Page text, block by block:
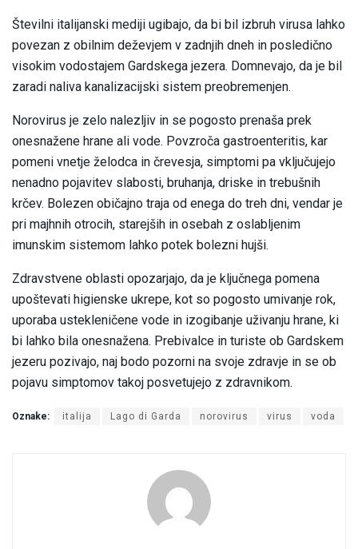
Številni italijanski mediji ugibajo, da bi bil izbruh virusa lahko
povezan z obilnim deževjem v zadnjih dneh in posledično
visokim vodostajem Gardskega jezera. Domnevajo, da je bil
zaradi naliva kanalizacijski sistem preobremenjen.
Norovirus je zelo nalezljiv in se pogosto prenaša prek
onesnažene hrane ali vode. Povzroča gastroenteritis, kar
pomeni vnetje želodca in črevesja, simptomi pa vključujejo
nenadno pojavitev slabosti, bruhanja, driske in trebušnih
krčev. Bolezen običajno traja od enega do treh dni, vendar je
pri majhnih otrocih, starejših in osebah z oslabljenim
imunskim sistemom lahko potek bolezni hujši.
Zdravstvene oblasti opozarjajo, da je ključnega pomena
upoštevati higienske ukrepe, kot so pogosto umivanje rok,
uporaba ustekleničene vode in izogibanje uživanju hrane, ki
bi lahko bila onesnažena. Prebivalce in turiste ob Gardskem
jezeru pozivajo, naj bodo pozorni na svoje zdravje in se ob
pojavu simptomov takoj posvetujejo z zdravnikom.
Oznake: italija Lago di Garda norovirus virus voda